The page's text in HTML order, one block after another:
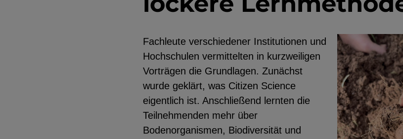
Fachleute verschiedener Institutionen und
Hochschulen vermittelten in kurzweiligen
Vorträgen die Grundlagen. Zunächst
wurde geklärt, was Citizen Science
eigentlich ist. Anschließend lernten die
Teilnehmenden mehr über
Bodenorganismen, Biodiversität und